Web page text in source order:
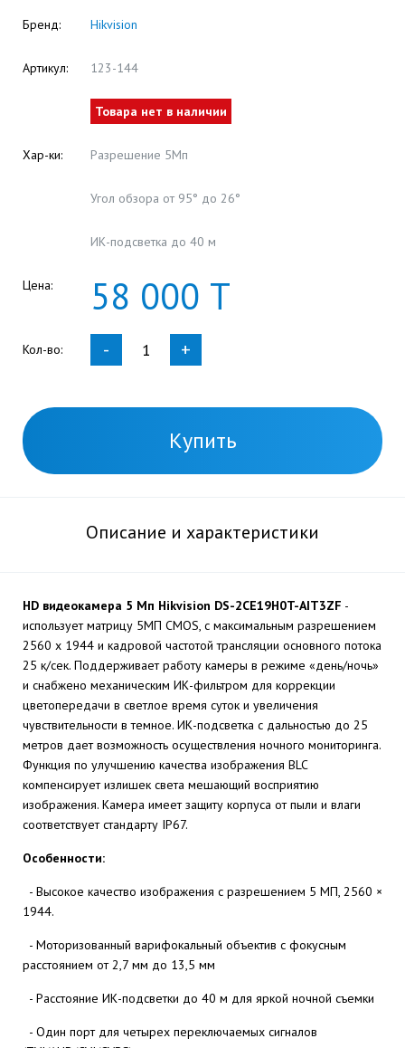
Бренд: Hikvision
Артикул: 123-144
Товара нет в наличии
Хар-ки: Разрешение 5Мп
Угол обзора от 95° до 26°
ИК-подсветка до 40 м
Цена: 58 000 Т
Кол-во: - +
Купить
Описание и характеристики
HD видеокамера 5 Мп Hikvision DS-2CE19H0T-AIT3ZF -
использует матрицу 5МП CMOS, с максимальным разрешением
2560 х 1944 и кадровой частотой трансляции основного потока
25 к/сек. Поддерживает работу камеры в режиме «день/ночь»
и снабжено механическим ИК-фильтром для коррекции
цветопередачи в светлое время суток и увеличения
чувствительности в темное. ИК-подсветка с дальностью до 25
метров дает возможность осуществления ночного мониторинга.
Функция по улучшению качества изображения BLC
компенсирует излишек света мешающий восприятию
изображения. Камера имеет защиту корпуса от пыли и влаги
соответствует стандарту IP67.
Особенности:
- Высокое качество изображения с разрешением 5 МП, 2560 ×
1944.
- Моторизованный варифокальный объектив с фокусным
расстоянием от 2,7 мм до 13,5 мм
- Расстояние ИК-подсветки до 40 м для яркой ночной съемки
- Один порт для четырех переключаемых сигналов